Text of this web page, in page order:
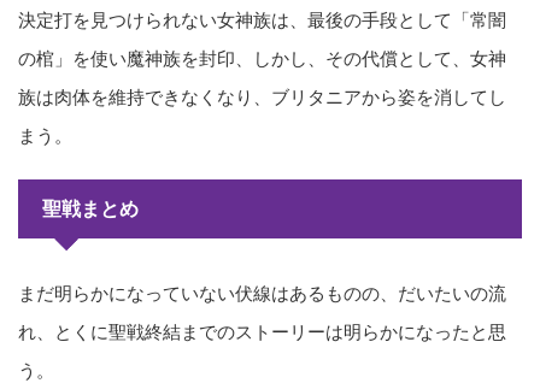
決定打を見つけられない女神族は、最後の手段として「常闇
の棺」を使い魔神族を封印、しかし、その代償として、女神
族は肉体を維持できなくなり、ブリタニアから姿を消してし
まう。
聖戦まとめ
まだ明らかになっていない伏線はあるものの、だいたいの流
れ、とくに聖戦終結までのストーリーは明らかになったと思
う。